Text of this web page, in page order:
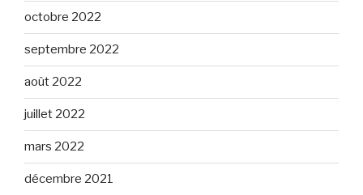
octobre 2022
septembre 2022
août 2022
juillet 2022
mars 2022
décembre 2021